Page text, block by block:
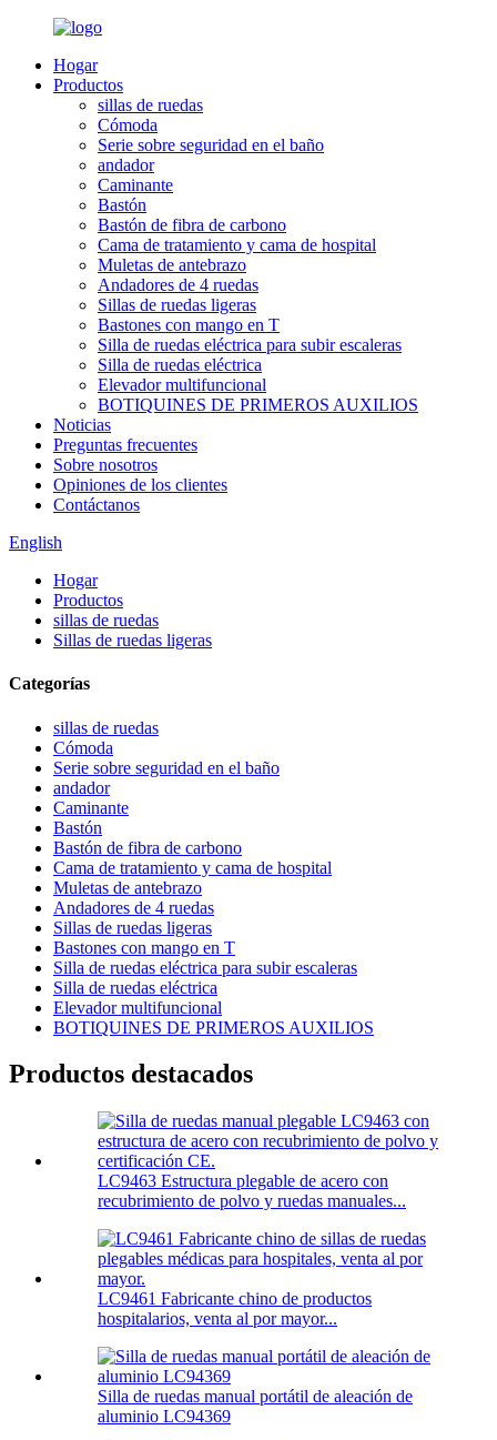
Hogar
Productos
sillas de ruedas
Cómoda
Serie sobre seguridad en el baño
andador
Caminante
Bastón
Bastón de fibra de carbono
Cama de tratamiento y cama de hospital
Muletas de antebrazo
Andadores de 4 ruedas
Sillas de ruedas ligeras
Bastones con mango en T
Silla de ruedas eléctrica para subir escaleras
Silla de ruedas eléctrica
Elevador multifuncional
BOTIQUINES DE PRIMEROS AUXILIOS
Noticias
Preguntas frecuentes
Sobre nosotros
Opiniones de los clientes
Contáctanos
English
Hogar
Productos
sillas de ruedas
Sillas de ruedas ligeras
Categorías
sillas de ruedas
Cómoda
Serie sobre seguridad en el baño
andador
Caminante
Bastón
Bastón de fibra de carbono
Cama de tratamiento y cama de hospital
Muletas de antebrazo
Andadores de 4 ruedas
Sillas de ruedas ligeras
Bastones con mango en T
Silla de ruedas eléctrica para subir escaleras
Silla de ruedas eléctrica
Elevador multifuncional
BOTIQUINES DE PRIMEROS AUXILIOS
Productos destacados
LC9463 Estructura plegable de acero con
recubrimiento de polvo y ruedas manuales...
LC9461 Fabricante chino de productos
hospitalarios, venta al por mayor...
Silla de ruedas manual portátil de aleación de
aluminio LC94369